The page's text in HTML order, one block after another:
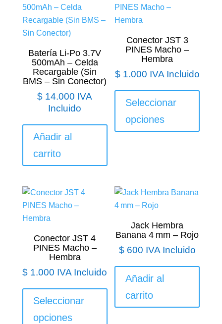
Batería Li-Po 3.7V
500mAh – Celda
Recargable (Sin
BMS – Sin Conector)
$ 14.000 IVA
Incluido
Añadir al
carrito
Conector JST 3
PINES Macho –
Hembra
$1.000 IVA Incluido
Seleccionar
opciones
Conector JST 4
PINES Macho –
Hembra
$ 1.000 IVA Incluido
Seleccionar
opciones
producto
tiene
Jack Hembra
Banana 4 mm – Rojo
$600 IVA Incluido
Añadir al
carrito